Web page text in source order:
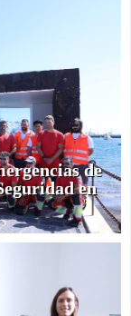
de
en